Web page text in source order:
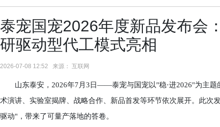
泰宠国宠2026年度新品发布会
研驱动型代工模式亮相
2026-07-08 12:52 来源： 互联网
山东泰安，2026年7月3日——泰宠与国宠以"稳·进2026"为主题
术演讲、实验室揭牌、战略合作、新品首发等环节依次展开。此
驱动"，带来了可量产落地的答卷。